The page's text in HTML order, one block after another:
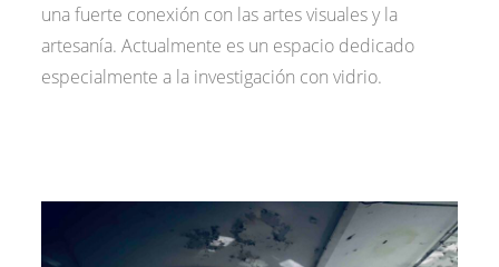
una fuerte conexión con las artes visuales y la
artesanía. Actualmente es un espacio dedicado
especialmente a la investigación con vidrio.